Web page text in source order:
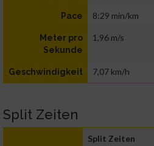
Pace 8:29 min/km
Meter pro
Sekunde
1,96 m/s
Geschwindigkeit 7,07 km/h
Split Zeiten
Split Zeiten